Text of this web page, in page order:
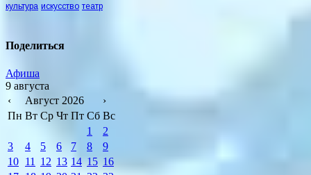
культура искусство театр
Поделиться
Афиша
9 августа
‹
Август 2026
›
Пн Вт Ср Чт Пт Сб Вс
1
2
3
4 5 6 7 8
9
10 11 12 13 14 15 16